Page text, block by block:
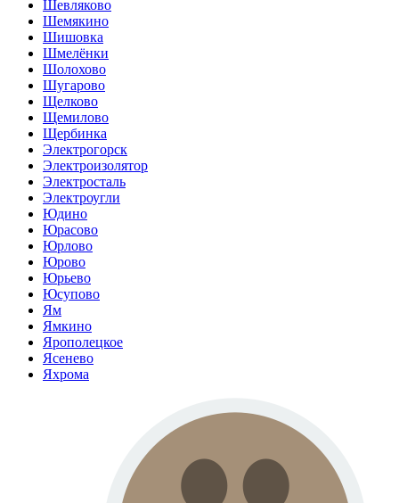
Шевляково
Шемякино
Шишовка
Шмелёнки
Шолохово
Шугарово
Щелково
Щемилово
Щербинка
Электрогорск
Электроизолятор
Электросталь
Электроугли
Юдино
Юрасово
Юрлово
Юрово
Юрьево
Юсупово
Ям
Ямкино
Ярополецкое
Ясенево
Яхрома